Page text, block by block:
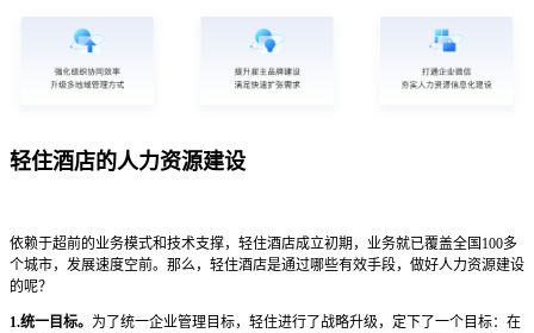
轻住酒店的人力资源建设
依赖于超前的业务模式和技术支撑，轻住酒店成立初期，业务就已覆盖全国100多
个城市，发展速度空前。那么，轻住酒店是通过哪些有效手段，做好人力资源建设
的呢？
1.统一目标。 为了统一企业管理目标，轻住进行了战略升级，定下了一个目标：在